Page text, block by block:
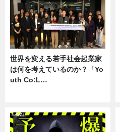
世界を変える若手社会起業家
は何を考えているのか？「Yo
uth Co:L…